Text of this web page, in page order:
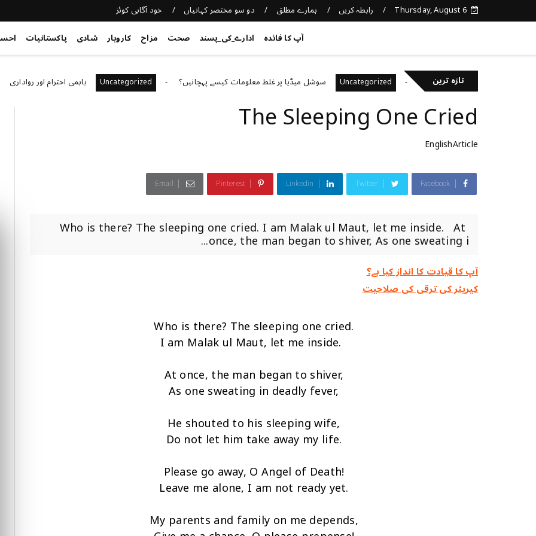
Thursday, August 6 رابطہ کریں ہمارے مطلق دو سو مختصر کہانیاں خود آگاہی کوئز
آپ کا فائدہ ادارے_کی_پسند صحت مزاح کاروبار شادی پاکستانیات
تازہ ترینصحت کا خیال رکھتے ہیں؟ Uncategorized سوشل میڈیا پر غلط معلومات کیسے پہچانیں؟ Uncategorized باہمی احترام اور رواداری
The Sleeping One Cried
EnglishArticle
Facebook
Twitter
Linkedin
Pinterest
Email
​​ Who is there? The sleeping one cried. I am Malak ul Maut, let me inside. At
once, the man began to shiver, As one sweating i...
آپ کا قیادت کا انداز کیا ہے؟
کیریئر کی ترقی کی صلاحیت
Who is there? The sleeping one cried.
I am Malak ul Maut, let me inside.
At once, the man began to shiver,
As one sweating in deadly fever,
He shouted to his sleeping wife,
Do not let him take away my life.
Please go away, O Angel of Death!
Leave me alone, I am not ready yet.
My parents and family on me depends,